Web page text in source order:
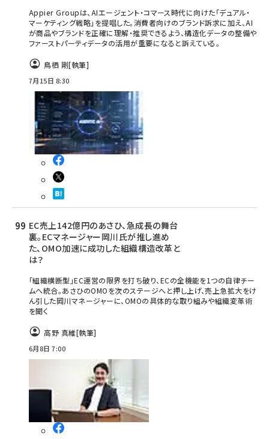
Appier Groupは、AIエージェント・コマース時代に向けた「デュアル・
マーケティング戦略」を提唱した。消費者向けのブランド訴求に加え、AI
が商品やブランドを正確に理解・推奨できるよう、構造化データの整備や
ファーストパーティデータの活用が重要になると訴えている。
鳥栖 剛[執筆]
7月15日 8:30
EC売上142億円のあさひ、急成長の舞台
裏。ECマネージャー岡川氏が推し進め
た、OMO加速に成功した組織構造改革と
は？
「組織横断型」EC運営の限界を打ち破り、ECの全機能を1つの自律チー
ムへ統合。あさひのOMOを次のステージへと押し上げ、売上急拡大をけ
ん引した岡川マネージャーに、OMOの具体的な取り組みや組織変革術
を聞く
高野 真維[執筆]
6月8日 7:00